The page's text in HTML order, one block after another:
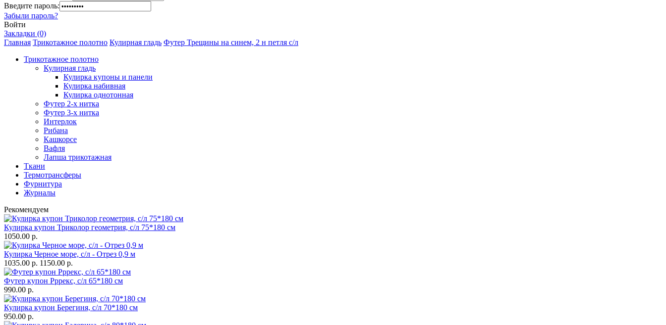
Введите пароль:
Забыли пароль?
Войти
Закладки (0)
Главная Трикотажное полотно Кулирная гладь Футер Трещины на синем, 2 н петля с/л
Трикотажное полотно
Кулирная гладь
Кулирка купоны и панели
Кулирка набивная
Кулирка однотонная
Футер 2-х нитка
Футер 3-х нитка
Интерлок
Рибана
Кашкорсе
Вафля
Лапша трикотажная
Ткани
Термотрансферы
Фурнитура
Журналы
Рекомендуем
Кулирка купон Триколор геометрия, с/л 75*180 см
1050.00 р.
Кулирка Черное море, с/л - Отрез 0,9 м
1035.00 р. 1150.00 р.
Футер купон Рррекс, с/л 65*180 см
990.00 р.
Кулирка купон Берегиня, с/л 70*180 см
950.00 р.